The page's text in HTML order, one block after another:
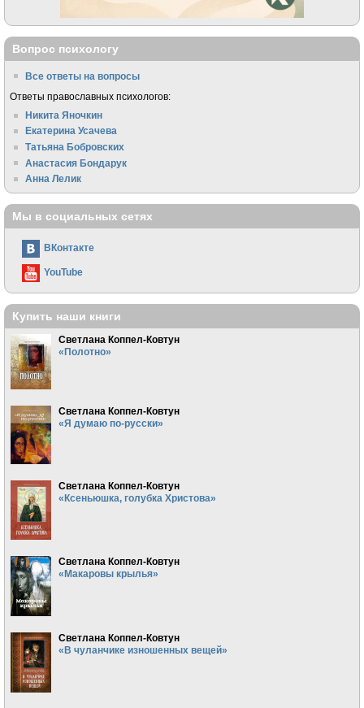
Вопрос психологу
Все ответы на вопросы
Ответы православных психологов:
Никита Яночкин
Екатерина Усачева
Татьяна Бобровских
Анастасия Бондарук
Анна Лелик
Мы в социальных сетях
ВКонтакте
YouTube
Купить наши книги
Светлана Коппел-Ковтун
«Полотно»
Светлана Коппел-Ковтун
«Я думаю по-русски»
Светлана Коппел-Ковтун
«Ксеньюшка, голубка Христова»
Светлана Коппел-Ковтун
«Макаровы крылья»
Светлана Коппел-Ковтун
«В чуланчике изношенных вещей»